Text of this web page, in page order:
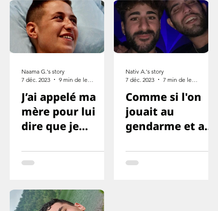
J’ai appelé ma
mère pour lui
dire que je
cette fois je ne
survivrai pas
Naama G.'s story
7 déc. 2023
Comme si l'on
jouait au
gendarme et au
quelque chose
comme ça
Nativ A.'s story
7 déc. 2023